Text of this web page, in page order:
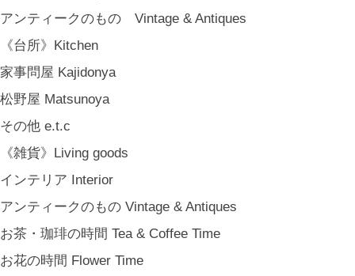
アンティークのもの Vintage & Antiques
《台所》Kitchen
家事問屋 Kajidonya
松野屋 Matsunoya
その他 e.t.c
《雑貨》Living goods
インテリア Interior
アンティークのもの Vintage & Antiques
お茶・珈琲の時間 Tea & Coffee Time
お花の時間 Flower Time